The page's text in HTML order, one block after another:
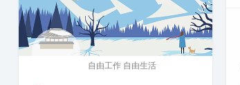
自由工作 自由生活